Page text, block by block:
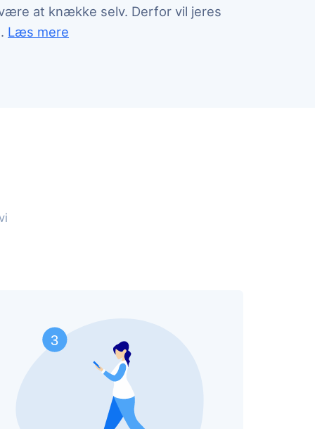
at knække selv. Derfor vil jeres
arbejde mod de små succesoplevelser,
Læs mere